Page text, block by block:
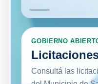
GOBIERNO
Consultá las
del Municipio de
directo a los